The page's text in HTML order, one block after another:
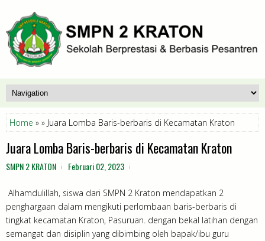
Home » » Juara Lomba Baris-berbaris di Kecamatan Kraton
Juara Lomba Baris-berbaris di Kecamatan Kraton
SMPN 2 KRATON Februari 02, 2023
Alhamdulillah, siswa dari SMPN 2 Kraton mendapatkan 2
penghargaan dalam mengikuti perlombaan baris-berbaris di
tingkat kecamatan Kraton, Pasuruan. dengan bekal latihan dengan
semangat dan disiplin yang dibimbing oleh bapak/ibu guru